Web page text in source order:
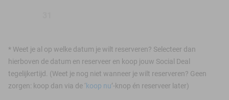
* Weet je al op welke datum je wilt reserveren? Selecteer dan
hierboven de datum en reserveer en koop jouw Social Deal
tegelijkertijd. (Weet je nog niet wanneer je wilt reserveren? Geen
zorgen: koop dan via de ‘koop nu’-knop én reserveer later)